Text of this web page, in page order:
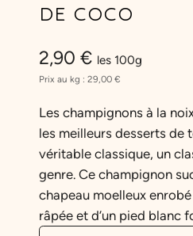
DE COCO
2,90 € les 100g
Prix au kg : 29,00 €
Les champignons à la
les meilleurs desserts de
véritable classique, un
genre. Ce champignon
chapeau moelleux
râpée et d’un pied blanc